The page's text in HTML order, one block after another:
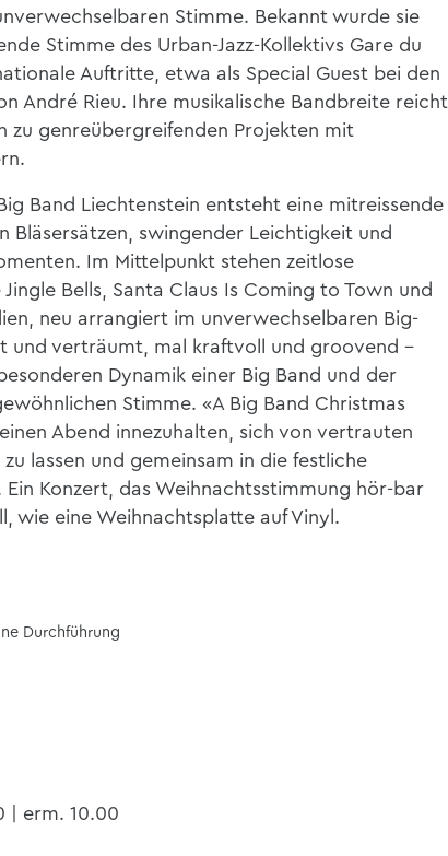
Stimme. Bekannt wurde sie
Stimme des Urban-Jazz-Kollektivs Gare du
Auftritte, etwa als Special Guest bei den
André Rieu. Ihre musikalische Bandbreite reicht
zu genreübergreifenden Projekten mit
Band Liechtenstein entsteht eine mitreissende
Bläsersätzen, swingender Leichtigkeit und
Im Mittelpunkt stehen zeitlose
Bells, Santa Claus Is Coming to Town und
neu arrangiert im unverwechselbaren Big-
und verträumt, mal kraftvoll und groovend –
Dynamik einer Big Band und der
Stimme. «A Big Band Christmas
Abend innezuhalten, sich von vertrauten
lassen und gemeinsam in die festliche
Ein Konzert, das Weihnachtsstimmung hör-bar
wie eine Weihnachtsplatte auf Vinyl.
Durchführung
| erm. 10.00